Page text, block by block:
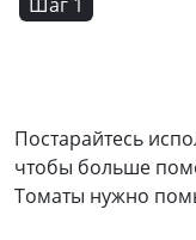
Постарайтесь
чтобы больше
Томаты нужно